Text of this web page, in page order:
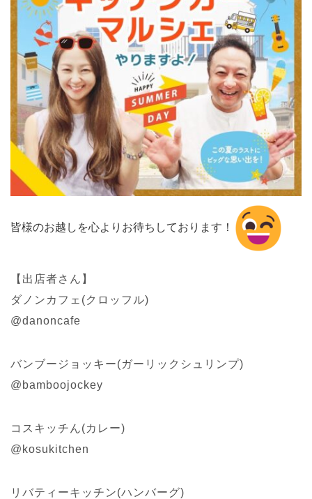
皆様のお越しを心よりお待ちしております！
【出店者さん】
ダノンカフェ(クロッフル)
@danoncafe
バンブージョッキー(ガーリックシュリンプ)
@bamboojockey
コスキッチん(カレー)
@kosukitchen
リバティーキッチン(ハンバーグ)